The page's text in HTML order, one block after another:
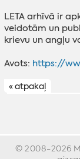
LETA arhīvā ir
veidotām un
krievu un angļu
Avots: https://
« atpakaļ
© 2008-2026